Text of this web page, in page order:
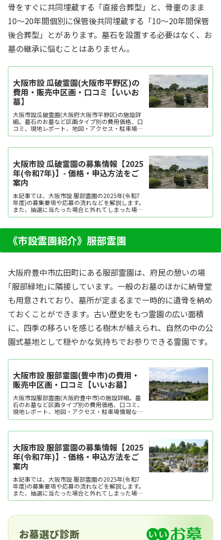
骨をすぐに共同埋蔵する「直接合葬型」と、骨壷のまま
10〜20年間個別に保管後共同埋蔵する「10～20年間保管
後合葬型」とがあります。墓石を設置する必要はなく、お
墓の継承に悩むことはありません。
大阪市設 瓜破霊園(大阪市平野区)の
費用・販売中区画・口コミ【いいお
墓】
大阪市設瓜破霊園(大阪府大阪市平野区)の施設詳
細。墓石のお墓など区画タイプ別の費用価格、口
コミ、現地レポート、地図・アクセス・駐車場情
報などを掲載。霊園・墓地をお探しなら日本最大
ださい。資料請求・見学予約・お墓の相談はすべ
お墓探しに...
大阪市設 瓜破霊園の募集情報【2025
年(令和7年)】- 価格・申込方法をご
案内
本記事では、大阪市設 服部霊園の2025年(令和7
年度)の募集要項や応募の流れなどを解説します。
また、抽選に当たった場合と外れてしまった場合
のその後の流れについてもご紹介します。ぜひ参
《市設霊園紹介》服部霊園
大阪府豊中市広田町にある服部霊園は、府民の憩いの場
｢服部緑地｣に隣接しています。一般のお墓のほかに納骨堂
も用意されており、墓所が定まるまで一時的に遺骨を納め
ておくことができます。古い歴史をもつ霊園の広い面積
に、四季の移ろいを感じる樹木が植えられ、自然の中の公
園式墓地として穏やかな気持ちでお参りできる霊園です。
大阪市設 服部霊園(豊中市)の費用・
販売中区画・口コミ【いいお墓】
大阪市設服部霊園(大阪府豊中市)の施設詳細。墓
石のお墓など区画タイプ別の費用価格、口コミ、
現地レポート、地図・アクセス・駐車場情報など
を掲載。霊園・墓地をお探しなら日本最大級のお
い。資料請求・見学予約・お墓の相談はすべて無
探しに役立つ...
大阪市設 服部霊園の募集情報【2025
年(令和7年)】- 価格・申込方法をご
案内
本記事では、大阪市設 服部霊園の2025年(令和7
年度)の募集要項や応募の流れなどを解説します。
また、抽選に当たった場合と外れてしまった場合
のその後の流れについてもご紹介します。ぜひ参
お墓選び診断